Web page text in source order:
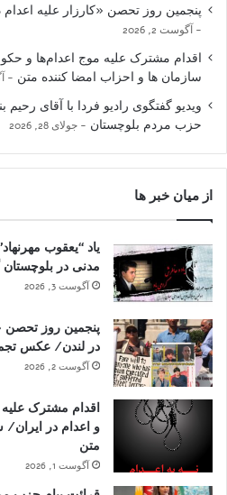
پنجمین روز تحصن «کارزار علیه
آگوست 2, 2026
اقدام مشترک علیه موج اعدام‌ها و
سازمان ها و احزاب امضا کننده متن
ویدیو گفتگوی رادیو فردا با آقای
حزب مردم بلوچستان
جولای 28, 2026
از میان خبر ها
یاد “یعقوب
مدنی در بلوچستان
آگوست 3, 2026
پنجمین روز تحصن
در لندن/ عکس
آگوست 2, 2026
اقدام مشترک
و اعدام در ایران/
متن
آگوست 1, 2026